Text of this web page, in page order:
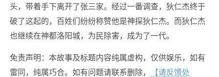
头，带着手下离开了张三家。经过一番调查，狄仁杰终于
破了这起的，百姓们纷纷称赞他是神探狄仁杰。而狄仁杰
也继续在神都洛阳城，为民除害，成为了一代。
免责声明：本故事及标题内容纯属虚构，仅供娱乐，如有
雷同，纯属巧合。如有问题请联系删除，
【请反馈处